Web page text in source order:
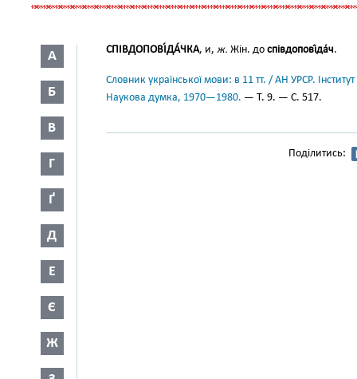
А
Б
В
Г
Ґ
Д
Е
Є
Ж
СПІВДОПОВІ́ДА́ЧКА, и, ж. Жін. до співдопові́да́ч.
Словник української мови: в 11 тт. / АН УРСР.
Наукова думка, 1970—1980. — Т. 9. — С. 517.
Поділитись: